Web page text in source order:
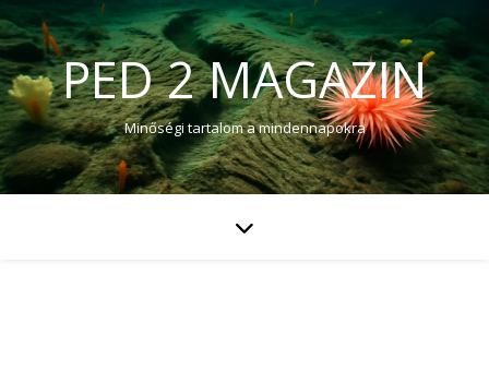
PED 2 MAGAZIN
Minőségi tartalom a mindennapokra